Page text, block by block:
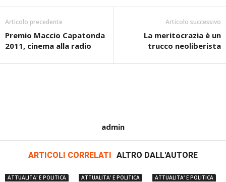
Articolo precedente
Premio Maccio Capatonda
2011, cinema alla radio
Articolo successivo
La meritocrazia è un
trucco neoliberista
admin
ARTICOLI CORRELATI ALTRO DALL'AUTORE
ATTUALITA' E POLITICA ATTUALITA' E POLITICA ATTUALITA' E POLITICA